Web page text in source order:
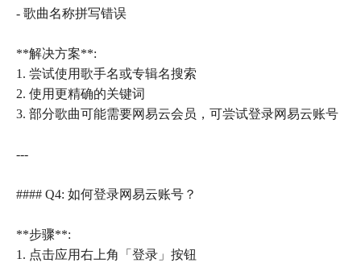
- 歌曲名称拼写错误
**解决方案**:
1. 尝试使用歌手名或专辑名搜索
2. 使用更精确的关键词
3. 部分歌曲可能需要网易云会员，可尝试登录网易云账号
---
#### Q4: 如何登录网易云账号？
**步骤**:
1. 点击应用右上角「登录」按钮